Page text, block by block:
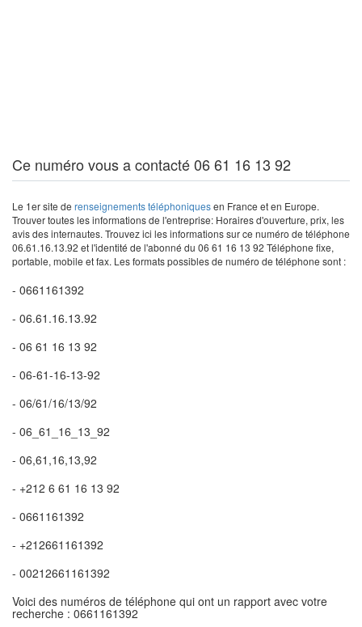
Ce numéro vous a contacté 06 61 16 13 92
Le 1er site de renseignements téléphoniquesen France et en Europe.
Trouver toutes les informations de l'entreprise: Horaires d'ouverture, prix, les
avis des internautes. Trouvez ici les informations sur ce numéro de téléphone
06.61.16.13.92 et l'identité de l'abonné du 06 61 16 13 92 Téléphone fixe,
portable, mobile et fax. Les formats possibles de numéro de téléphone sont :
- 0661161392
- 06.61.16.13.92
- 06 61 16 13 92
- 06-61-16-13-92
- 06/61/16/13/92
- 06_61_16_13_92
- 06,61,16,13,92
- +212 6 61 16 13 92
- 0661161392
- +212661161392
- 00212661161392
Voici des numéros de téléphone qui ont un rapport avec votre
recherche : 0661161392